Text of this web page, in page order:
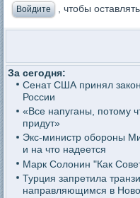
Войдите , чтобы
За сегодня:
Сенат США принял
России
«Все напуганы, потому
придут»
Экс-министр обороны
и на что надеется
Марк Солонин "Как
Турция запретила
направляющимся в